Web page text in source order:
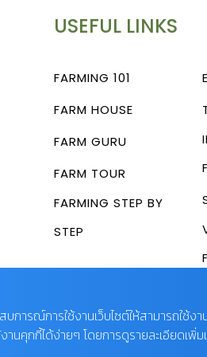
USEFUL LINKS
FARMING 101
FARM HOUSE
FARM GURU
FARM TOUR
FARMING STEP BY
STEP
บการณ์การใช้งานเว็บไซต์ให้สามารถใช้
นคุกกี้ได้ง่ายๆ โดยการดูรายละเอียดเพิ่